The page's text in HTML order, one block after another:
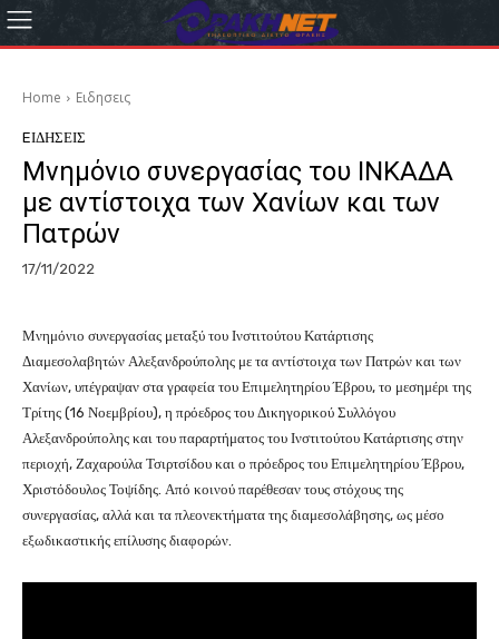
Home Eιδησεις
EΙΔΗΣΕΙΣ
Μνημόνιο συνεργασίας του ΙΝΚΑΔΑ
με αντίστοιχα των Χανίων και των
Πατρών
17/11/2022
Μνημόνιο συνεργασίας μεταξύ του Ινστιτούτου Κατάρτισης
Διαμεσολαβητών Αλεξανδρούπολης με τα αντίστοιχα των Πατρών και των
Χανίων, υπέγραψαν στα γραφεία του Επιμελητηρίου Έβρου, το μεσημέρι της
Τρίτης (16 Νοεμβρίου), η πρόεδρος του Δικηγορικού Συλλόγου
Αλεξανδρούπολης και του παραρτήματος του Ινστιτούτου Κατάρτισης στην
περιοχή, Ζαχαρούλα Τσιρτσίδου και ο πρόεδρος του Επιμελητηρίου Έβρου,
Χριστόδουλος Τοψίδης. Από κοινού παρέθεσαν τους στόχους της
συνεργασίας, αλλά και τα πλεονεκτήματα της διαμεσολάβησης, ως μέσο
εξωδικαστικής επίλυσης διαφορών.